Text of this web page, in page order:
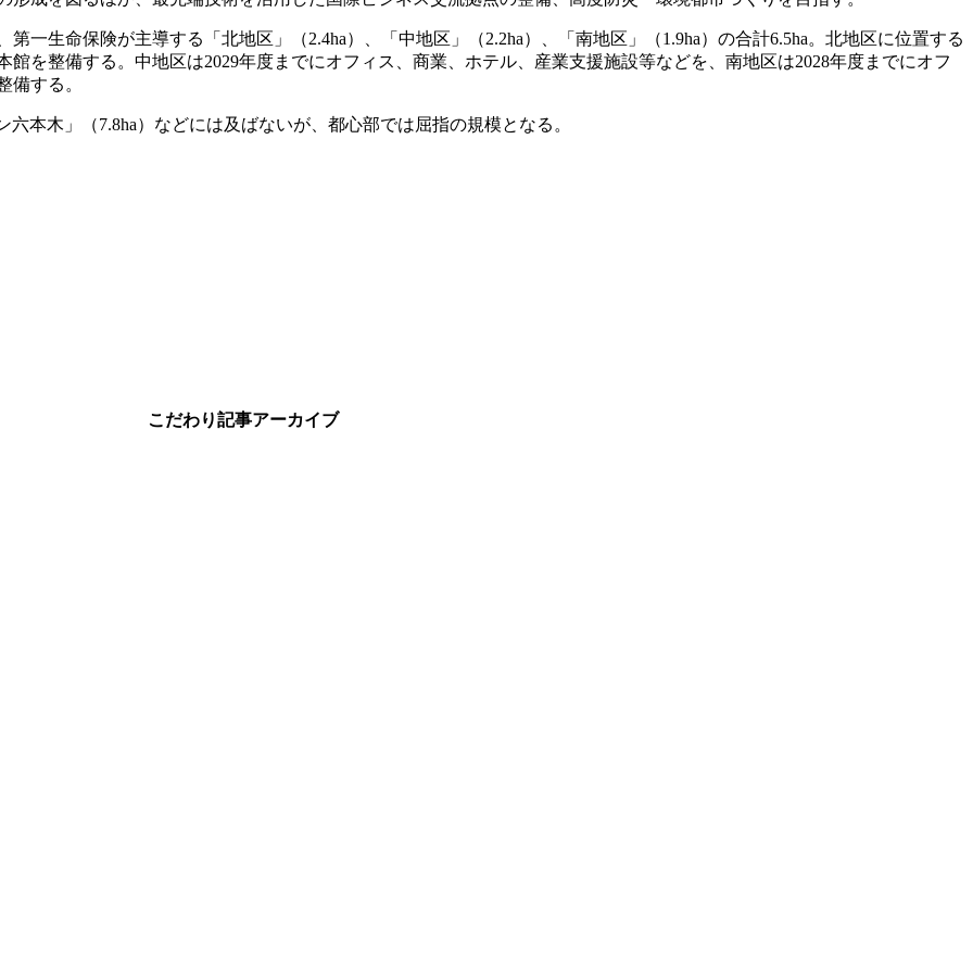
生命保険が主導する「北地区」（2.4ha）、「中地区」（2.2ha）、「南地区」（1.9ha）の合計6.5ha。北地区に位置する
館を整備する。中地区は2029年度までにオフィス、商業、ホテル、産業支援施設等などを、南地区は2028年度までにオフ
備する。
本木」（7.8ha）などには及ばないが、都心部では屈指の規模となる。
こだわり記事アーカイブ